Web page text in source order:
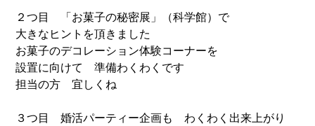
２つ目 「お菓子の秘密展」（科学館）で
大きなヒントを頂きました
お菓子のデコレーション体験コーナーを
設置に向けて 準備わくわくです
担当の方 宜しくね
３つ目 婚活パーティー企画も わくわく出来上がり